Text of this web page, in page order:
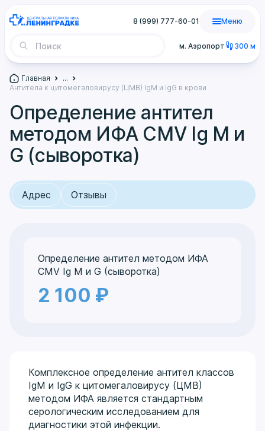
м. Аэропорт 300 м
8 (999) 777-60-01 Меню
Главная
...
Антитела к цитомегаловирусу (ЦМВ) IgM и IgG в крови
Определение антител
методом ИФА CMV Ig M и
G (сыворотка)
Адрес Отзывы
Определение антител методом ИФА
CMV Ig M и G (сыворотка)
2 100 ₽
Комплексное определение антител классов
IgM и IgG к цитомегаловирусу (ЦМВ)
методом ИФА является стандартным
серологическим исследованием для
диагностики этой инфекции.